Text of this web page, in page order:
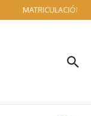
MATRICULACIÓN